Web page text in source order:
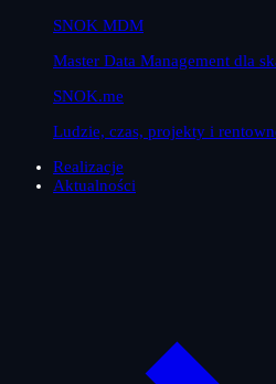
SNOK MDM
Master Data Management dla
SNOK.me
Ludzie, czas, projekty i
Realizacje
Aktualności